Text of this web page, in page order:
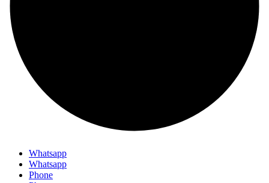
Whatsapp
Whatsapp
Phone